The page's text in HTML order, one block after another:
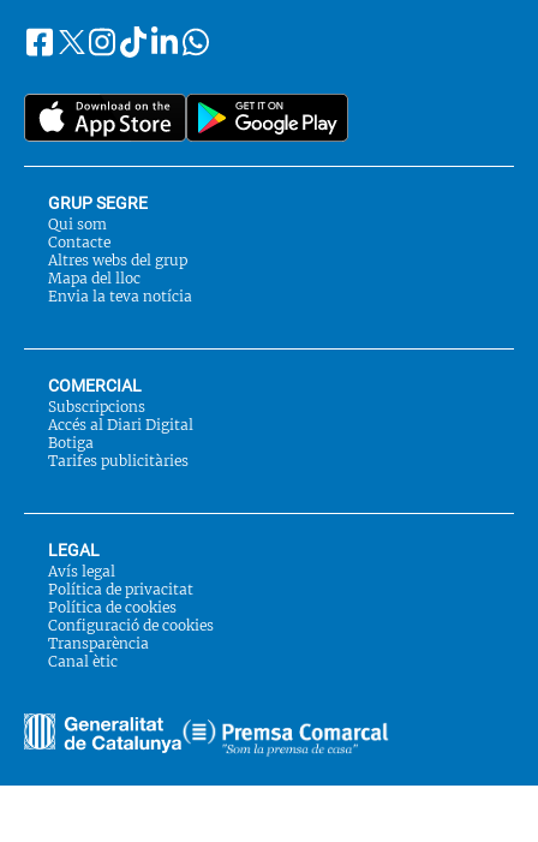
Segueix-
a::
FacebookInstagram
TiktokLinkedinWhatsapp
GRUP SEGRE
Qui som
Contacte
Altres webs del grup
Mapa del lloc
Envia la teva notícia
COMERCIAL
Subscripcions
Accés al Diari Digital
Botiga
Tarifes publicitàries
LEGAL
Avís legal
Política de privacitat
Política de cookies
Configuració de cookies
Transparència
Canal ètic